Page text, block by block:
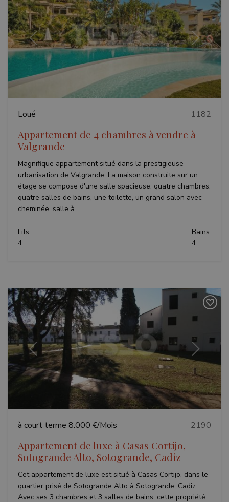
Précédent Suivant
Loué 1182
Appartement de 4 chambres à vendre à
Valgrande
Magnifique appartement situé dans la prestigieuse
urbanisation de Valgrande. La maison construite sur un
étage se compose d'une salle spacieuse, quatre chambres,
quatre salles de bains, une toilette, un grand salon avec
cheminée, salle à...
Lits:
4
Bains:
4
Précédent Suivant
à court terme 8.000 €/Mois 2190
Appartement de luxe à Casas Cortijo,
Sotogrande Alto, Sotogrande, Cadiz
Cet appartement de luxe est situé à Casas Cortijo, dans le
quartier prisé de Sotogrande Alto à Sotogrande, Cadiz.
Avec ses 3 chambres et 3 salles de bains, cette propriété